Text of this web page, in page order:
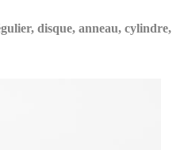
disque, anneau, cylindre,